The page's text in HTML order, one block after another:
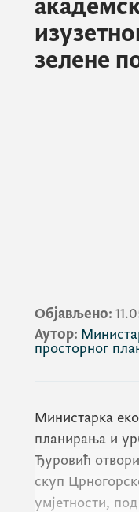
зелене
Објављено:
Аутор:
просторног
Министарка
планирања и
Ђуровић
скуп
умјетности,